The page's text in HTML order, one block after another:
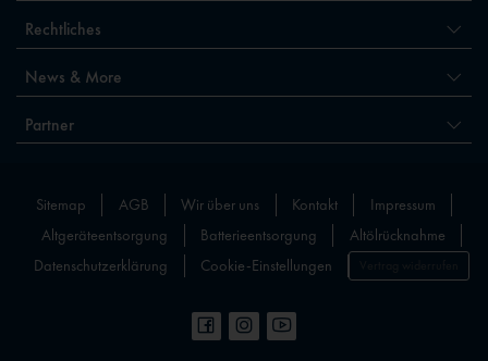
Rechtliches
News & More
Partner
Sitemap AGB Wir über uns Kontakt
Impressum
Altgeräteentsorgung
Batterieentsorgung
Altölrücknahme
Datenschutzerklärung
Cookie-Einstellungen